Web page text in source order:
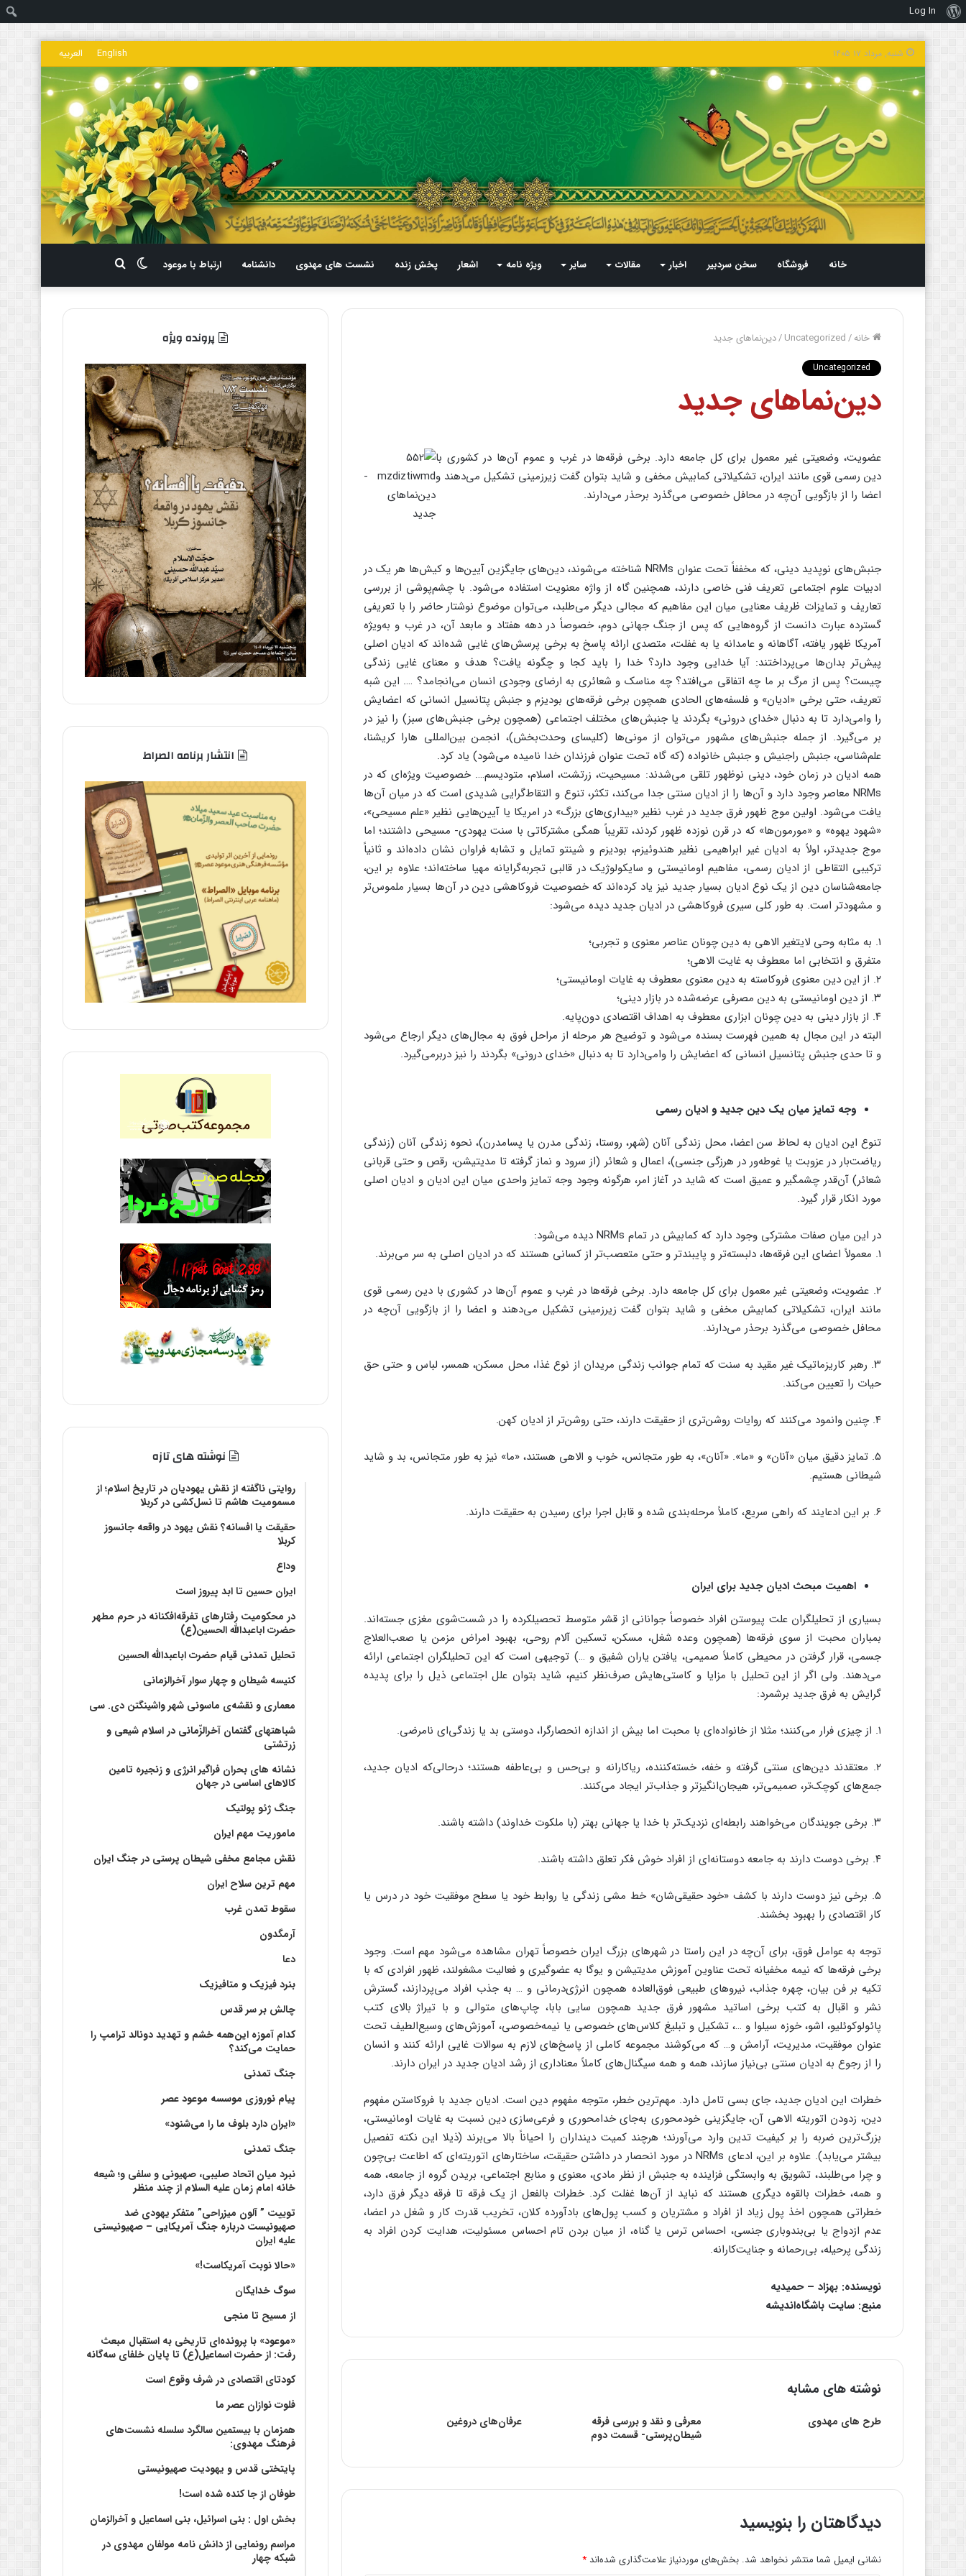
درباره
وردپرس
Log In
شنبه, مرداد ۱۷ ۱۴۰۵ English العربیه
خانه فروشگاه سخن سردبیر اخبار مقالات سایر ویژه نامه اشعار پخش زنده نشست های مهدوی دانشنامه ارتباط با موعود
برای
تغییر
پوسته
خانه/
Uncategorized
/دین‌نماهای جدید
Uncategorized
دین‌نماهای جدید
عضویت، وضعیتی غیر معمول برای کل جامعه دارد. برخی فرقه‌ها در غرب و عموم آن‌ها در کشوری با
دین رسمی قوی مانند ایران، تشکیلاتی کمابیش مخفی و شاید بتوان گفت زیرزمینی تشکیل می‌دهند و
اعضا را از بازگویی آن‌چه در محافل خصوصی می‌گذرد برحذر می‌دارند.
جنبش‌های نوپدید دینی، که مخففاً تحت عنوان NRMs شناخته می‌شوند، دین‌های جایگزین آیین‌ها و کیش‌ها هر یک در
ادبیات علوم اجتماعی تعریف فنی خاصی دارند، همچنین گاه از واژه معنویت استفاده می‌شود. با چشم‌پوشی از بررسی
تعاریف و تمایزات ظریف معنایی میان این مفاهیم که مجالی دیگر می‌طلبد، می‌توان موضوع نوشتار حاضر را با تعریفی
گسترده عبارت دانست از گروه‌هایی که پس از جنگ جهانی دوم، خصوصاً در دهه هفتاد و مابعد آن، در غرب و به‌ویژه
آمریکا ظهور یافته، آگاهانه و عامدانه یا به غفلت، متصدی ارائه پاسخ به برخی پرسش‌های غایی شده‌اند که ادیان اصلی
پیش‌تر بدان‌ها می‌پرداختند‌‌: آیا خدایی وجود دارد؟ خدا را باید کجا و چگونه یافت؟ هدف و معنای غایی زندگی
چیست؟ پس از مرگ بر ما چه اتفاقی می‌افتد؟ چه مناسک و شعائری به ارضای وجودی انسان می‌انجامد؟ …. این شبه
تعریف، حتی برخی «ادیان» و فلسفه‌های الحادی همچون برخی فرقه‌های بودیزم و جنبش پتانسیل انسانی که اعضایش
را وامی‌دارد تا به دنبال «خدای درونی» بگردند یا جنبش‌های مختلف اجتماعی (همچون برخی جنبش‌های سبز) را نیز در
بر می‌گیرد. از جمله جنبش‌های مشهور می‌توان از مونی‌ها (کلیسای وحدت‌بخش)، انجمن‌ بین‌المللی هارا کریشنا،
علم‌شناسی، جنبش راجنیش و جنبش خانواده (که گاه تحت عنوان فرزندان خدا نامیده می‌شود) یاد کرد.
همه ادیان در زمان خود، دینی نوظهور تلقی می‌شدند: مسیحیت، زرتشت، اسلام، متودیسم…. خصوصیت ویژه‌ای که در
NRMs معاصر وجود دارد و آن‌ها را از ادیان سنتی جدا می‌کند، تکثر، تنوع و التقاط‌گرایی شدیدی است که در میان آن‌ها
یافت می‌شود. اولین موج ظهور فرق جدید در غرب نظیر «بیداری‌های بزرگ» در امریکا یا آیین‌هایی نظیر «علم مسیحی»،
«شهود یهوه» و «مورمون‌ها» که در قرن نوزده ظهور کردند، تقریبا‏‏ً همگی مشترکاتی با سنت یهودی- مسیحی داشتند؛ اما
موج جدیدتر، اولاً به ادیان غیر ابراهیمی نظیر هندوئیزم، بودیزم و شینتو تمایل و تشابه فراوان نشان داده‌اند و ثانیاً
ترکیبی التقاطی از ادیان رسمی، مفاهیم اومانیستی و سایکولوژیک در قالبی تجربه‌گرایانه مهیا ساخته‌اند؛ علاوه بر این،
جامعه‌شناسان دین از یک نوع ادیان بسیار جدید نیز یاد کرده‌اند که خصوصیت فروکاهشی دین در آن‌ها بسیار ملموس‌تر
و مشهودتر است. به طور کلی سیری فروکاهشی در ادیان جدید دیده می‌شود:
۱. به مثابه وحی لایتغیر الاهی به دین چونان عناصر معنوی و تجربی؛
متفرق و انتخابی اما معطوف به غایت الاهی؛
۲. از این دین معنوی فروکاسته به دین معنوی معطوف به غایات اومانیستی؛
۳. از دین اومانیستی به دین مصرفی عرضه‌شده در بازار دینی؛
۴. از بازار دینی به دین چونان ابزاری معطوف به اهداف اقتصادی دون‌پایه.
البته در این مجال به همین فهرست بسنده می‌شود و توضیح هر مرحله از مراحل فوق به مجال‌های دیگر ارجاع می‌شود
و تا حدی جنبش پتانسیل انسانی که اعضایش را وامی‌دارد تا به دنبال «خدای درونی» بگردند را نیز دربرمی‌گیرد.
وجه تمایز میان یک دین جدید و ادیان رسمی
تنوع این ادیان به لحاظ سن اعضا، محل زندگی آنان (شهر، روستا، زندگی مدرن یا پسامدرن)، نحوه زندگی آنان (زندگی
ریاضت‌بار در عزوبت یا غوطه‌ور در هرزگی جنسی)، اعمال و شعائر (از سرود و نماز گرفته تا مدیتیشن، رقص و حتی قربانی
شعائر) آن‌قدر چشمگیر و عمیق است که شاید در آغاز امر، هرگونه وجود وجه تمایز واحدی میان این ادیان و ادیان اصلی
مورد انکار قرار گیرد.
در این میان صفات مشترکی وجود دارد که کمابیش در تمام NRMs دیده می‌شود:
۱. معمولاً اعضای این فرقه‌ها، دلبسته‌تر و پایبندتر و حتی متعصب‌تر از کسانی هستند که در ادیان اصلی به سر می‌برند.
۲. عضویت، وضعیتی غیر معمول برای کل جامعه دارد. برخی فرقه‌ها در غرب و عموم آن‌ها در کشوری با دین رسمی قوی
مانند ایران، تشکیلاتی کمابیش مخفی و شاید بتوان گفت زیرزمینی تشکیل می‌دهند و اعضا را از بازگویی آن‌چه در
محافل خصوصی می‌گذرد برحذر می‌دارند.
۳. رهبر کاریزماتیک غیر مقید به سنت که تمام جوانب زندگی مریدان از نوع غذا، محل مسکن، همسر، لباس و حتی حق
حیات را تعیین می‌کند.
۴. چنین وانمود می‌کنند که روایات روشن‌تری از حقیقت دارند، حتی روشن‌تر از ادیان کهن.
۵. تمایز دقیق میان «آنان» و «ما». «آنان»، به طور متجانس، خوب و الاهی هستند، «ما» نیز به طور متجانس، بد و شاید
شیطانی هستیم.
۶. بر این ادعایند که راهی سریع، کاملاً مرحله‌بندی شده و قابل اجرا برای رسیدن به حقیقت دارند.
اهمیت مبحث ادیان جدید برای ایران
بسیاری از تحلیلگران علت پیوستن افراد خصوصاً جوانانی از قشر متوسط تحصیلکرده را در شست‌شوی مغزی جسته‌اند.
بمباران محبت از سوی فرقه‌ها (همچون وعده شغل، مسکن، تسکین آلام روحی، بهبود امراض مزمن یا صعب‌العلاج
جسمی، قرار گرفتن در محیطی کاملاً صمیمی، یافتن یاران شفیق و …) توجیهی است که این تحلیلگران‌ اجتماعی ارائه
می‌دهند. ولی اگر از این تحلیل با مزایا و کاستی‌هایش صرف‌نظر کنیم، شاید بتوان علل اجتماعی ذیل را برای پدیده
گرایش به فرق جدید برشمرد:
۱. از چیزی فرار می‌کنند؛ مثلا از خانواده‌ای با محبت اما بیش از اندازه انحصارگرا، دوستی بد یا زندگی‌ای نامرضی.
۲. معتقدند دین‌های سنتی گرفته و خفه، خسته‌کننده، ریاکارانه و بی‌حس و بی‌عاطفه هستند؛ در‌حالی‌که ادیان جدید،
جمع‌های کوچک‌تر، صمیمی‌تر، هیجان‌انگیزتر و جذاب‌تر ایجاد می‌کنند.
۳. برخی جویندگان می‌خواهند رابطه‌‌ای نزدیک‌تر با خدا یا جهانی بهتر (با ملکوت خداوند) داشته باشند.
۴. برخی دوست دارند به جامعه دوستانه‌ای از افراد خوش فکر تعلق داشته باشند.
۵. برخی نیز دوست دارند با کشف «خود حقیقی‌شان» خط مشی زندگی یا روابط خود یا سطح موفقیت خود در درس یا
کار اقتصادی را بهبود بخشند.
توجه به عوامل فوق، برای آن‌چه در این راستا در شهرهای بزرگ ایران خصوصاً تهران مشاهده می‌شود مهم است. وجود
برخی فرقه‌ها که نیمه مخفیانه تحت عناوین آموزش مدیتیشن و یوگا به عضوگیری و فعالیت مشغولند، ظهور افرادی که با
تکیه بر فن بیان، چهره جذاب، نیروهای طبیعی فوق‌العاده همچون انرژی‌درمانی و … به جذب افراد می‌پردازند، گسترش
نشر و اقبال به کتب برخی اساتید مشهور فرق جدید همچون سایی بابا، چاپ‌های متوالی و با تیراژ بالای کتب
پائولوکوئلیو، اشو، خوزه سیلوا و …، تشکیل و تبلیغ کلاس‌های خصوصی یا نیمه‌خصوصی، آموزش‌های وسیع‌الطیف تحت
عنوان موفقیت، مدیریت، آرامش و… که می‌کوشند مجموعه‌ کاملی از پاسخ‌های لازم به سوالات غایی ارائه کنند و انسان
را از رجوع به ادیان سنتی بی‌نیاز سازند، همه و همه سیگنال‌های کاملاً معناداری از رشد ادیان جدید در ایران دارند.
خطرات این ادیان جدید، جای بسی تامل دارد. مهم‌ترین خطر، متوجه مفهوم دین است. ادیان جدید با فروکاستن مفهوم
دین، زدودن اتوریته الاهی آن، جایگزینی خود‌محوری به‌جای خدامحوری و فرعی‌سازی دین نسبت به غایات اومانیستی،
بزرگ‌‌ترین ضربه را بر کیفیت تدین وارد می‌آورند؛ هرچند کمیت دینداران را احیاناً بالا می‌برند (ذیلا این نکته تفصیل
بیشتر می‌یابد). علاوه بر این، ادعای NRMs در مورد انحصار در داشتن حقیقت، ساختارهای اتوریته‌ای که اطاعت بی‌چون
و چرا می‌طلبند، تشویق به وابستگی فزاینده به جنبش از نظر مادی، معنوی و منابع اجتماعی، بریدن گروه از جامعه، همه
و همه، خطرات بالقوه دیگری هستند که نباید از آن‌ها غفلت کرد. خطرات بالفعل از یک فرقه تا فرقه دیگر فرق دارد،
خطراتی همچون اخذ پول زیاد از افراد و مشتریان و کسب پول‌های بادآورده کلان، تخریب قدرت کار و شغل در اعضا،
عدم ازدواج یا بی‌بندوباری جنسی، احساس ترس یا گناه، از میان بردن تام احساس مسئولیت، هدایت کردن افراد به
زندگی پرحیله، بی‌رحمانه و جنایت‌کارانه.
نویسنده: بهزاد – حمیدیه
منبع: سایت باشگاه‌اندیشه
نوشته های مشابه
طرح های مهدوی
معرفی و نقد و بررسی فرقه
شیطان‌پرستی- قسمت دوم
عرفان‌های دروغین
دیدگاهتان را بنویسید
نشانی ایمیل شما منتشر نخواهد شد. بخش‌های موردنیاز علامت‌گذاری شده‌اند *
پرونده ویژه
انتشار برنامه الصراط
نوشته های تازه
روایتی ناگفته از نقش یهودیان در تاریخ اسلام؛ از
مسمومیت هاشم تا نسل‌کشی در کربلا
حقیقت یا افسانه؟‌ نقش یهود در واقعه جانسوز
کربلا
وداع
ایران حسین تا ابد پیروز است
در محکومیت رفتارهای تفرقه‌افکنانه در حرم مطهر
حضرت اباعبدالله الحسین(ع)
تحلیل تمدنی قیام حضرت اباعبدالله الحسین
کنیسه شیطان و چهار سوار آخرالزمانی
معماری و نقشه‌ی ماسونی شهر واشينگتن دی. سی
شباهتهای گفتمان آخر‌الزّمانی در اسلام شیعی و
زرتشتی
نشانه های بحران فراگیر انرژی و زنجیره تامین
کالاهای اساسی در جهان
جنگ ژئو پولتیک
ماموریت مهم ایران
نقش مجامع مخفی شیطان پرستی در جنگ ایران
مهم ترین سلاح ایران
سقوط تمدن غرب
آرمگدون
دعا
بنرد فیزیک و متافیزیک
چالش بر سر قدس
کدام آموزه این‌همه خشم و تهدید دونالد ترامپ را
حمایت می‌کند؟
جنگ تمدنی
پیام نوروزی موسسه موعود عصر
«ایران دارد بلوف ما را می‌شنود»
جنگ تمدنی
نبرد میان اتحاد صلیبی، صهیونی و سلفی و؛ شیعه
خانه امام زمان علیه السلام از چند منظر
توییت ” آلون میزراحی” متفکر یهودی ضد
صهیونیست درباره جنگ آمریکایی – صهیونیستی
علیه ایران
«حالا نوبت آمریکاست!»
سوگ خدایگان
از مسیح تا منجی
«موعود» با پرونده‌ای تاریخی به استقبال مبعث
رفت: از حضرت اسماعیل(ع) تا پایان خلفای سه‌گانه
کودتای اقتصادی در شرف وقوع است
فلوت نوازان عصر ما
همزمان با بیستمین سالگرد سلسله نشست‌های
فرهنگ مهدوی:‌
پایتختی قدس و یهودیت صهیونیستی
طوفان از جا کنده شده است!
بخش اول : بنی اسرائیل، بنی اسماعیل و آخرالزمان
مراسم رونمایی از دانش نامه مولفان مهدوی در
شبکه چهار